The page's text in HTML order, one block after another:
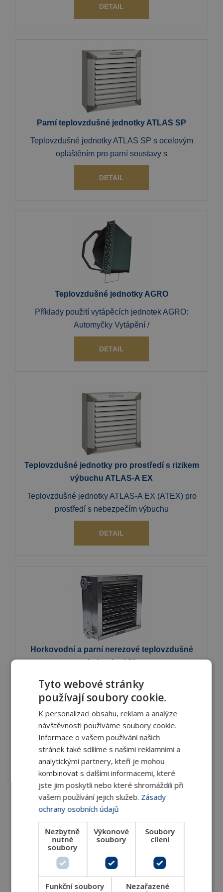
DETAIL
Parní teplovzdušné jednotky ATLAS SP
Teplovzdušné jednotky ATLAS SP s ocelovým
opláštěním pro parní soustavy s
DETAIL
Teplovzdušné jednotky AGRO
Příklady použití vytápěcích jednotek AGRO:
Automyčky Vytápění /
DETAIL
Teplovzdušné jednotky pro prostředí s rizikem
výbuchu ATLAS-A EX
Teplovzdušné jednotky ATLAS-A EX (ATEX) pro
prostředí s nebezpečím výbuchu
DETAIL
Horkovodní a parní nerezové teplovzdušné
jednotky AIX
Teplovzdušné jednotky AIX s nerezovým
opláštěním pro parní soustavy s
DETAIL
Podstropní teplovzdušné jednotky COMFORT
Teplovzdušné jednotky COMFORT s ocelovým
opláštěním pro teplovodní a
DETAIL
Tyto webové stránky
používají soubory cookie.
K personalizaci obsahu, reklam a analýze
návštěvnosti používáme soubory cookie.
Informace o vašem používání našich
stránek také sdílíme s našimi reklamními a
analytickými partnery, kteří je mohou
kombinovat s dalšími informacemi, které
jste jim poskytli nebo které shromáždili při
vašem používání jejich služeb. Zásady
ochrany osobních údajů
Nezbytně
nutné
soubory
Výkonové
soubory
Soubory
cílení
Funkční soubory
Nezařazené